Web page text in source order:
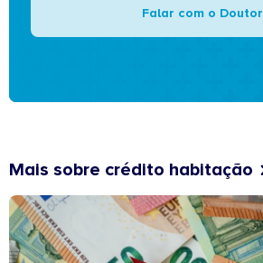
Falar com o Doutor
Mais sobre crédito habitação